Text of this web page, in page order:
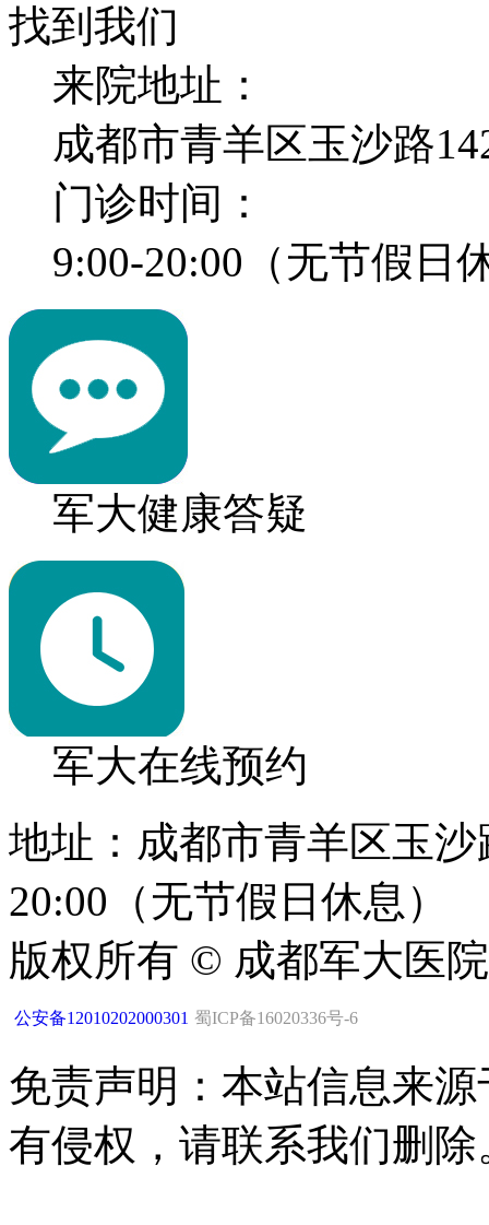
找到我们
来院地址：
成都市青羊区玉沙路
门诊时间：
9:00-20:00（无节假日
军大健康答疑
军大在线预约
地址：成都市青羊区玉
20:00（无节假日休息）
版权所有 © 成都军大医
公安备12010202000301 蜀ICP备16020336号-6
免责声明：本站信息来
有侵权，请联系我们删除